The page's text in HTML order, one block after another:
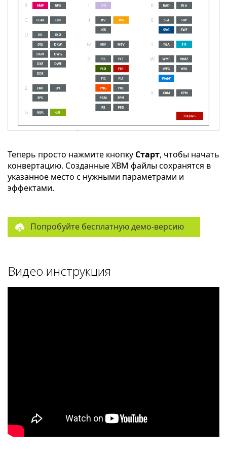
Теперь просто нажмите кнопку Старт, чтобы начать
конвертацию. Созданные XBM файлы сохранятся в
указанное место с нужными параметрами и
эффектами.
Попробуйте бесплатную демо-версию
Видео инструкция